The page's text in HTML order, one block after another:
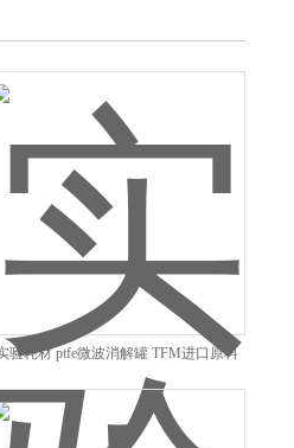
验耗材 ptfe微波消解罐 TFM进口原料